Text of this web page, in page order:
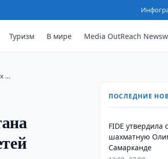
Туризм В мире Media OutReach
…
ПОСЛЕДНИЕ
FIDE утвердила
шахматную
Самарканде